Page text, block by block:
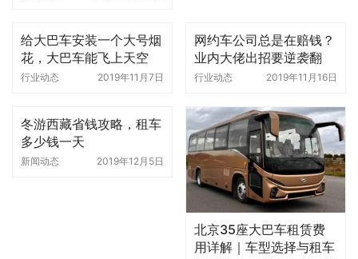
给大巴车安装一个大号烟
花，大巴车能飞上天空
吗？真厉害！
行业动态 2019年11月7日
网约车公司总是在赔钱？
业内大佬出招要逆袭翻
身，结果却翻车了
行业动态 2019年11月16日
冬游西藏省钱攻略，租车
多少钱一天
新闻动态 2019年12月5日
北京35座大巴车租赁费
用详解｜车型选择与租车